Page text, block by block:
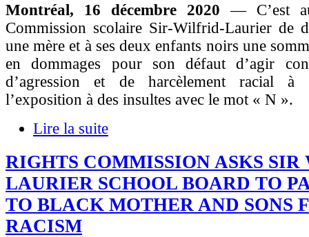
Montréal, 16 décembre 2020— C’est
Commission scolaire Sir-Wilfrid-Laurier de
une mère et à ses deux enfants noirs une
en dommages pour son défaut d’agir
d’agression et de harcèlement racial à
l’exposition à des insultes avec le mot « N ».
Lire la suite
RIGHTS COMMISSION ASKS
LAURIER SCHOOL BOARD TO
TO BLACK MOTHER AND SONS
RACISM